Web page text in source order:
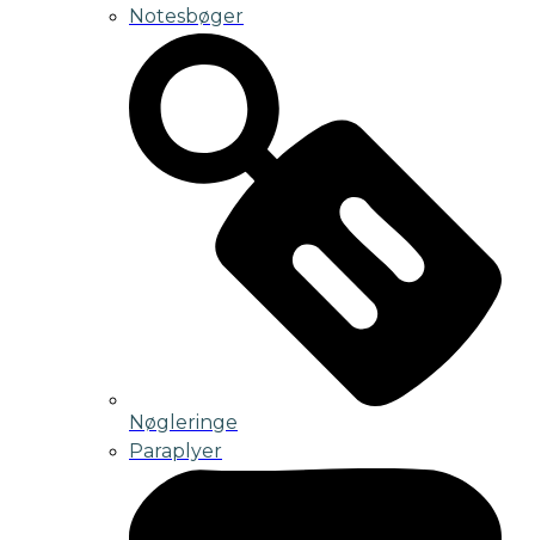
Notesbøger
Nøgleringe
Paraplyer